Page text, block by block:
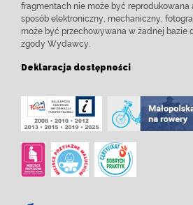
fragmentach nie może być reprodukowana
sposób elektroniczny, mechaniczny,
może być przechowywana w żadnej bazie
zgody Wydawcy.
Deklaracja dostępności